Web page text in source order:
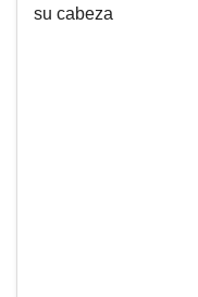
su cabeza